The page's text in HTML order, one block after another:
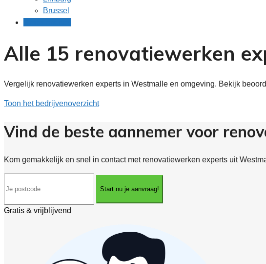
Brussel
Alle 15 renovatiewerken
Vergelijk renovatiewerken experts in Westmalle en omgeving. Bekijk
Toon het bedrijvenoverzicht
Vind de beste aannemer voor
Kom gemakkelijk en snel in contact met renovatiewerken experts uit
Start nu je aanvraag!
Gratis & vrijblijvend